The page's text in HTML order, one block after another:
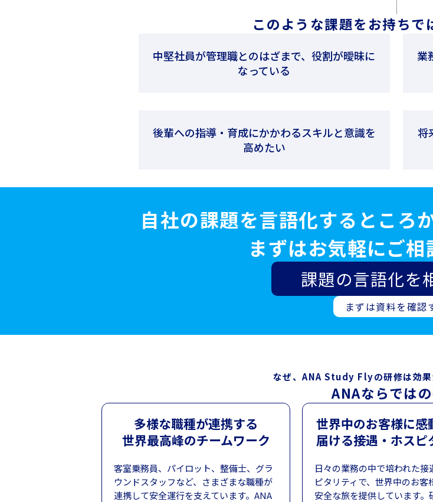
このような課題をお持ちで
中堅社員が管理職とのはざまで、役割が曖昧に
なっている
業
後輩への指導・育成にかかわるスキルと意識を
高めたい
将
自社の課題を言語化するところ
まずはお気軽にご相
課題の言語化を
まずは資料を確認
なぜ、ANA Study Flyの研修は効果
ANAならでは
多様な職種が連携する
世界最高峰のチームワーク
客室乗務員、パイロット、整備士、グラ
ウンドスタッフなど、さまざまな職種が
連携して安全運行を支えています。ANA
世界中のお客様に感
届ける接遇・ホスピ
日々の業務の中で培われた接
ピタリティで、世界中のお客
安全な旅を提供しています。